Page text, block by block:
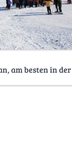
am besten in der